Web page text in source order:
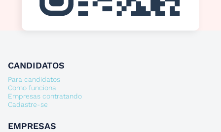
CANDIDATOS
Para candidatos
Como funciona
Empresas contratando
Cadastre-se
EMPRESAS